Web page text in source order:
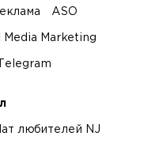
ASO
Media Marketing
любителей NJ